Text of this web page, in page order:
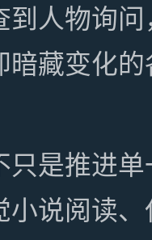
到人物询
暗藏变化
只是推进单
小说阅读